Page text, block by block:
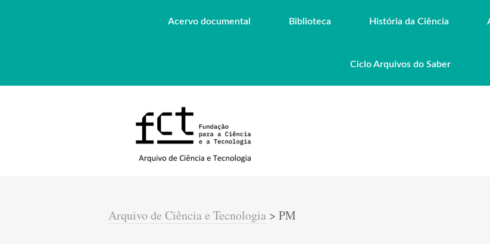
Acervo documental Biblioteca História da Ciência
Ciclo Arquivos do Saber
Arquivo de Ciência e Tecnologia > PM